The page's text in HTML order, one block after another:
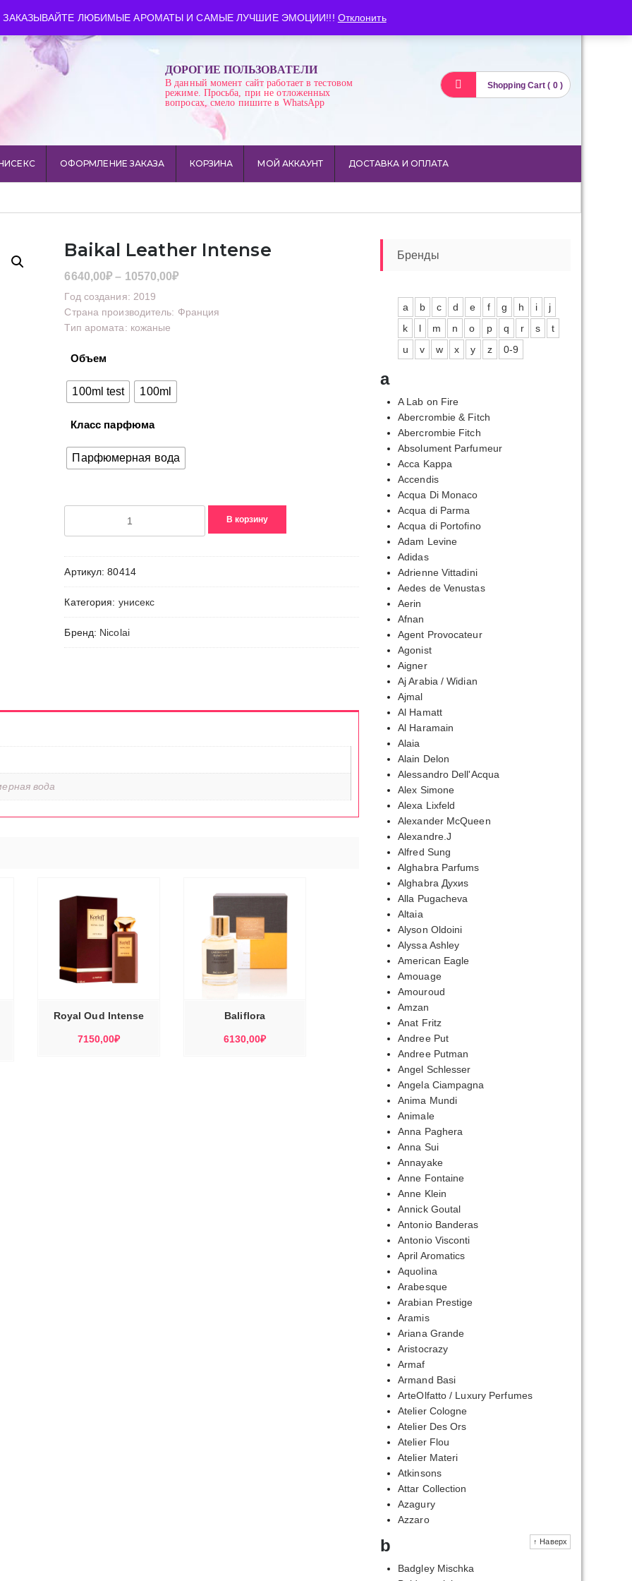
ЗАКАЗЫВАЙТЕ ЛЮБИМЫЕ АРОМАТЫ И САМЫЕ ЛУЧШИЕ ЭМОЦИИ!!! Отклонить
Время работы: пн-сб 10:00-21:00
ДОРОГИЕ ПОЛЬЗОВАТЕЛИ
В данный момент сайт работает в тестовом
режиме. Просьба, при не отложенных
вопросах, смело пишите в WhatsApp
Shopping Cart ( 0 )
ОФОРМЛЕНИЕ ЗАКАЗА КОРЗИНА МОЙ АККАУНТ ДОСТАВКА И ОПЛАТА
Baikal Leather Intense
6640,00₽ – 10570,00₽Диапазон
6640,00₽
Год создания: 2019
Страна производитель: Франция
Тип аромата: кожаные
Объем
100ml test 100ml
Класс парфюма
Парфюмерная вода
Leather
Intense
В корзину
Артикул:80414
Категория: унисекс
Бренд: Nicolai
вода
ЭТОТ
ТОВАР
ИМЕЕТ
МОЖНО
ВЫБРАТЬ
СТРАНИЦЕ
ТОВАРА.
Royal Oud Intense
7150,00₽
ВЫБЕРИТЕ
ПАРАМЕТРЫ
ЭТОТ
ТОВАР
ИМЕЕТ
МОЖНО
ВЫБРАТЬ
СТРАНИЦЕ
ТОВАРА.
Baliflora
6130,00₽
Бренды
a b c d e f g h i
j
k
l m n o p q r s
t
u
v w x y z 0-9
a
A Lab on Fire
Abercrombie & Fitch
Abercrombie Fitch
Absolument Parfumeur
Acca Kappa
Accendis
Acqua Di Monaco
Acqua di Parma
Acqua di Portofino
Adam Levine
Adidas
Adrienne Vittadini
Aedes de Venustas
Aerin
Afnan
Agent Provocateur
Agonist
Aigner
Aj Arabia / Widian
Ajmal
Al Hamatt
Al Haramain
Alaia
Alain Delon
Alessandro Dell'Acqua
Alex Simone
Alexa Lixfeld
Alexander McQueen
Alexandre.J
Alfred Sung
Alghabra Parfums
Alghabra Духиs
Alla Pugacheva
Altaia
Alyson Oldoini
Alyssa Ashley
American Eagle
Amouage
Amouroud
Amzan
Anat Fritz
Andree Put
Andree Putman
Angel Schlesser
Angela Ciampagna
Anima Mundi
Animale
Anna Paghera
Anna Sui
Annayake
Anne Fontaine
Anne Klein
Annick Goutal
Antonio Banderas
Antonio Visconti
April Aromatics
Aquolina
Arabesque
Arabian Prestige
Aramis
Ariana Grande
Aristocrazy
Armaf
Armand Basi
ArteOlfatto / Luxury Perfumes
Atelier Cologne
Atelier Des Ors
Atelier Flou
Atelier Materi
Atkinsons
Attar Collection
Azagury
Azzaro
↑ Наверх
b
Badgley Mischka